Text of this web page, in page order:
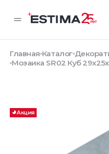
Главная Каталог
Мозаика SR02 Куб
Акция